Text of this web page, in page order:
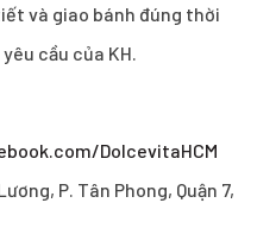
và giao bánh đúng thời
cầu của KH.
DolcevitaHCM
P. Tân Phong, Quận 7,